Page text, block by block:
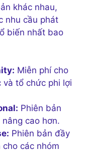
khác nhau,
nhu cầu phát
biến nhất bao
Miễn phí cho
và tổ chức phi lợi
Phiên bản
cao hơn.
Phiên bản đầy
các nhóm